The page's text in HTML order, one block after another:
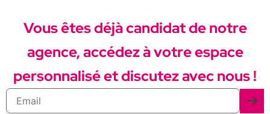
Vous êtes déjà candidat de notre
agence, accédez à votre espace
personnalisé et discutez avec nous !